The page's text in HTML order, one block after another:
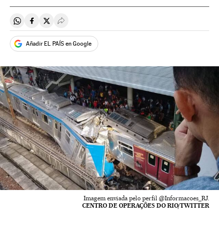
Compartir en Whatsapp
Compartir en Facebook
Compartir en Twitter
Desplegar Redes Sociales
Añadir EL PAÍS en Google
Imagem enviada pelo perfil @Informacoes_RJ.
CENTRO DE OPERAÇÕES DO RIO/TWITTER